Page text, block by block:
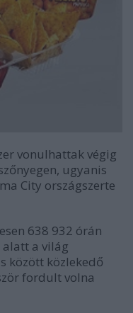
vonulhattak végig
ugyanis
City országszerte
638 932 órán
a világ
között közlekedő
fordult volna